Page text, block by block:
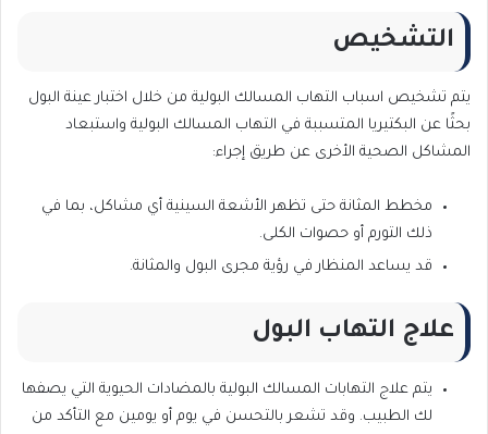
التشخيص
يتم تشخيص اسباب التهاب المسالك البولية من خلال اختبار عينة البول
بحثًا عن البكتيريا المتسببة في التهاب المسالك البولية واستبعاد
المشاكل الصحية الأخرى عن طريق إجراء:
مخطط المثانة حتى تظهر الأشعة السينية أي مشاكل، بما في
ذلك التورم أو حصوات الكلى.
قد يساعد المنظار في رؤية مجرى البول والمثانة.
علاج التهاب البول
يتم علاج التهابات المسالك البولية بالمضادات الحيوية التي يصفها
لك الطبيب. وقد تشعر بالتحسن في يوم أو يومين مع التأكد من